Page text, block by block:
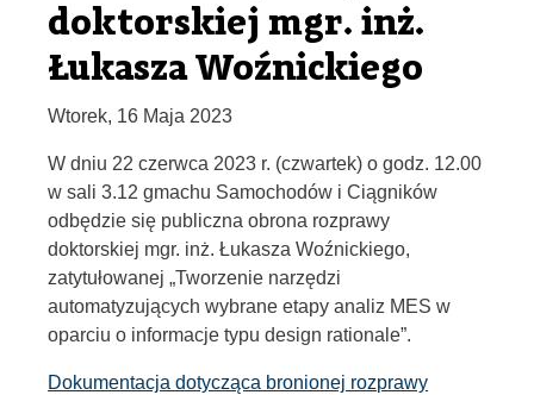
doktorskiej mgr. inż.
Łukasza Woźnickiego
Wtorek, 16 Maja 2023
W dniu 22 czerwca 2023 r. (czwartek) o godz. 12.00
w sali 3.12 gmachu Samochodów i Ciągników
odbędzie się publiczna obrona rozprawy
doktorskiej mgr. inż. Łukasza Woźnickiego,
zatytułowanej „Tworzenie narzędzi
automatyzujących wybrane etapy analiz MES w
oparciu o informacje typu design rationale”.
Dokumentacja dotycząca bronionej rozprawy